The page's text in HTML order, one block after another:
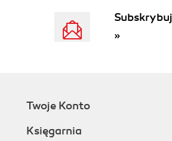
Szkielety, scenorysy i
Tworzenie znakomitej treści (57)
(63)
Pobieranie systemu Joomla! (64)
»
Twoje Konto
Księgarnia